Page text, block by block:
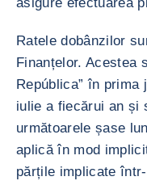
Ratele dobânzilor
Finanțelor. Acestea
República” în prima
iulie a fiecărui an și
următoarele șase
aplică în mod
părțile implicate